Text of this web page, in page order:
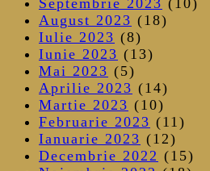
August 2023 (18)
Iulie 2023 (8)
Iunie 2023 (13)
Mai 2023 (5)
Aprilie 2023 (14)
Martie 2023 (10)
Februarie 2023 (11)
Ianuarie 2023 (12)
Decembrie 2022 (15)